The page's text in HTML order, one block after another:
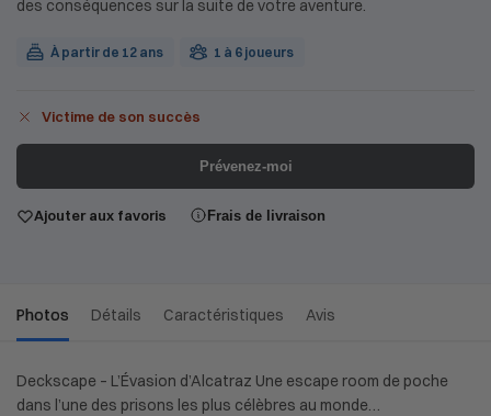
des conséquences sur la suite de votre aventure.
À partir de 12 ans 1 à 6 joueurs
Victime de son succès
Prévenez-moi
Ajouter aux favoris Frais de livraison
Photos Détails Caractéristiques Avis
Deckscape – L’Évasion d’Alcatraz Une escape room de poche
dans l’une des prisons les plus célèbres au monde…